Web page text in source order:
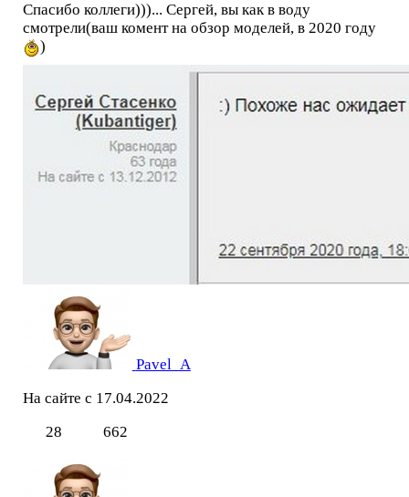
Спасибо коллеги)))... Сергей, вы как в воду
смотрели(ваш комент на обзор моделей, в 2020 году
)
Pavel_A
На сайте с 17.04.2022
28
662